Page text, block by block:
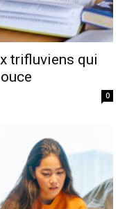
trifluviens qui
0